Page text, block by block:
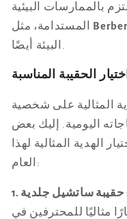
بالممارسات البيئية
الحقيبة المناسبة
المثالية على شخصية
اليومية. إليك بعض
الهدية المثالية لهذا
العام:
حقيبة ساتشيل جلدية
مثاليًا للمحترفين في